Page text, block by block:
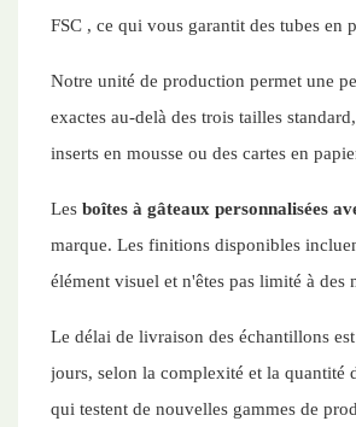
FSC , ce qui vous garantit des tubes en
Notre unité de production permet une
exactes au-delà des trois tailles
inserts en mousse ou des cartes en
Les boîtes à gâteaux personnalisées
marque. Les finitions disponibles
élément visuel et n'êtes pas limité à des
Le délai de livraison des échantillons
jours, selon la complexité et la quantité
qui testent de nouvelles gammes de